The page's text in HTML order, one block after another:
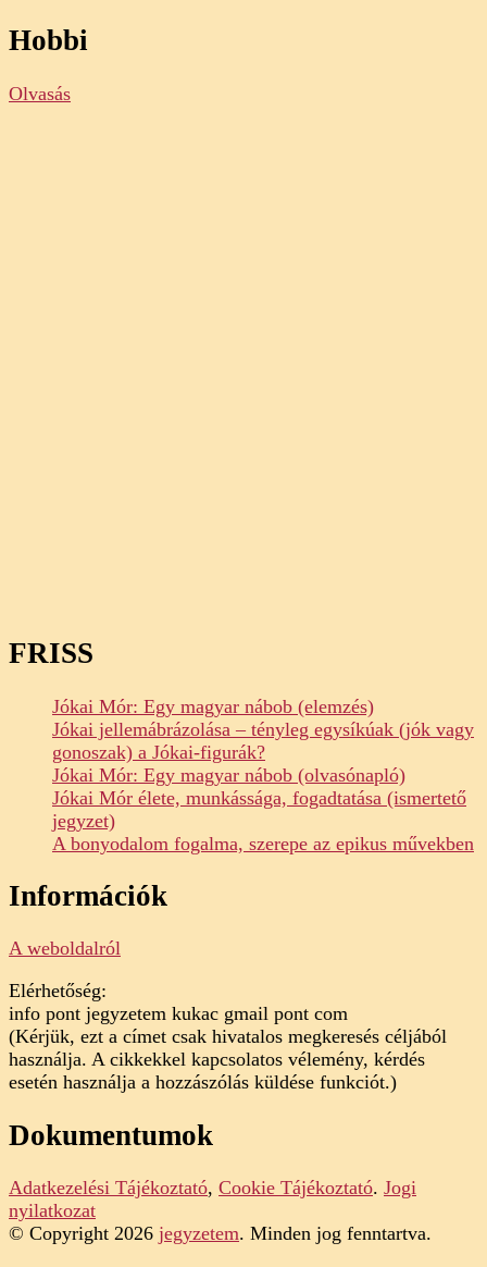
Hobbi
Olvasás
FRISS
Jókai Mór: Egy magyar nábob (elemzés)
Jókai jellemábrázolása – tényleg egysíkúak (jók vagy
gonoszak) a Jókai-figurák?
Jókai Mór: Egy magyar nábob (olvasónapló)
Jókai Mór élete, munkássága, fogadtatása (ismertető
jegyzet)
A bonyodalom fogalma, szerepe az epikus művekben
Információk
A weboldalról
Elérhetőség:
info pont jegyzetem kukac gmail pont com
(Kérjük, ezt a címet csak hivatalos megkeresés céljából
használja. A cikkekkel kapcsolatos vélemény, kérdés
esetén használja a hozzászólás küldése funkciót.)
Dokumentumok
Adatkezelési Tájékoztató, Cookie Tájékoztató. Jogi
nyilatkozat
© Copyright 2026 jegyzetem. Minden jog fenntartva.